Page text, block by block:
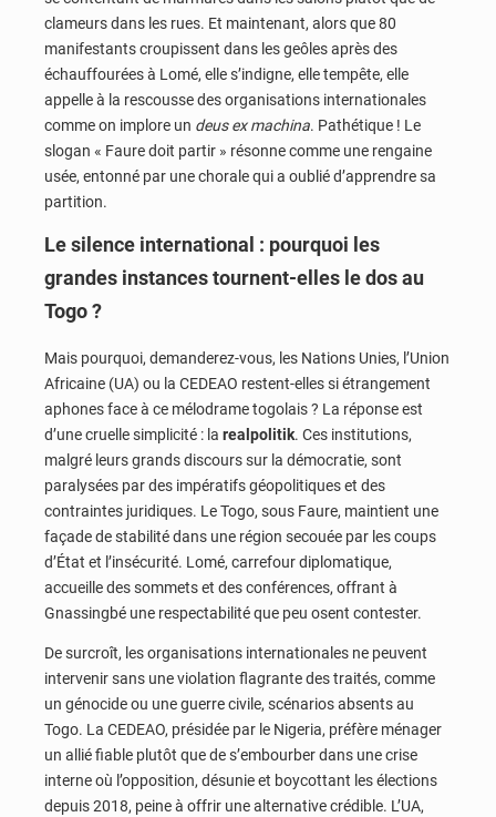
clameurs dans les rues. Et maintenant, alors que 80
manifestants croupissent dans les geôles après des
échauffourées à Lomé, elle s’indigne, elle tempête, elle
appelle à la rescousse des organisations internationales
comme on implore un deus ex machina. Pathétique ! Le
slogan « Faure doit partir » résonne comme une rengaine
usée, entonné par une chorale qui a oublié d’apprendre sa
partition.
Le silence international : pourquoi les
grandes instances tournent-elles le dos au
Togo ?
Mais pourquoi, demanderez-vous, les Nations Unies, l’Union
Africaine (UA) ou la CEDEAO restent-elles si étrangement
aphones face à ce mélodrame togolais ? La réponse est
d’une cruelle simplicité : la realpolitik. Ces institutions,
malgré leurs grands discours sur la démocratie, sont
paralysées par des impératifs géopolitiques et des
contraintes juridiques. Le Togo, sous Faure, maintient une
façade de stabilité dans une région secouée par les coups
d’État et l’insécurité. Lomé, carrefour diplomatique,
accueille des sommets et des conférences, offrant à
Gnassingbé une respectabilité que peu osent contester.
De surcroît, les organisations internationales ne peuvent
intervenir sans une violation flagrante des traités, comme
un génocide ou une guerre civile, scénarios absents au
Togo. La CEDEAO, présidée par le Nigeria, préfère ménager
un allié fiable plutôt que de s’embourber dans une crise
interne où l’opposition, désunie et boycottant les élections
depuis 2018, peine à offrir une alternative crédible. L’UA,